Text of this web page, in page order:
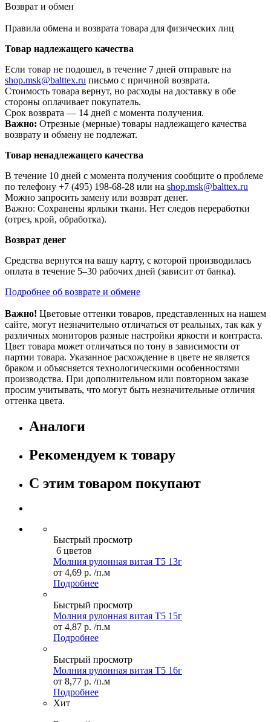
Возврат и обмен
Правила обмена и возврата товара для физических лиц
Товар надлежащего качества
Если товар не подошел, в течение 7 дней отправьте на
shop.msk@balttex.ru письмо с причиной возврата.
Стоимость товара вернут, но расходы на доставку в обе
стороны оплачивает покупатель.
Срок возврата — 14 дней с момента получения.
Важно: Отрезные (мерные) товары надлежащего качества
возврату и обмену не подлежат.
Товар ненадлежащего качества
В течение 10 дней с момента получения сообщите о проблеме
по телефону +7 (495) 198-68-28 или на shop.msk@balttex.ru
Можно запросить замену или возврат денег.
Важно: Сохранены ярлыки ткани. Нет следов переработки
(отрез, крой, обработка).
Возврат денег
Средства вернутся на вашу карту, с которой производилась
оплата в течение 5–30 рабочих дней (зависит от банка).
Подробнее об возврате и обмене
Важно! Цветовые оттенки товаров, представленных на нашем
сайте, могут незначительно отличаться от реальных, так как у
различных мониторов разные настройки яркости и контраста.
Цвет товара может отличаться по тону в зависимости от
партии товара. Указанное расхождение в цвете не является
браком и объясняется технологическими особенностями
производства. При дополнительном или повторном заказе
просим учитывать, что могут быть незначительные отличия
оттенка цвета.
Аналоги
Рекомендуем к товару
С этим товаром покупают
Быстрый просмотр
6 цветов
Молния рулонная витая Т5 13г
от 4,69 р. /п.м
Подробнее
Быстрый просмотр
Молния рулонная витая Т5 15г
от 4,87 р. /п.м
Подробнее
Быстрый просмотр
Молния рулонная витая Т5 16г
от 8,77 р. /п.м
Подробнее
Хит